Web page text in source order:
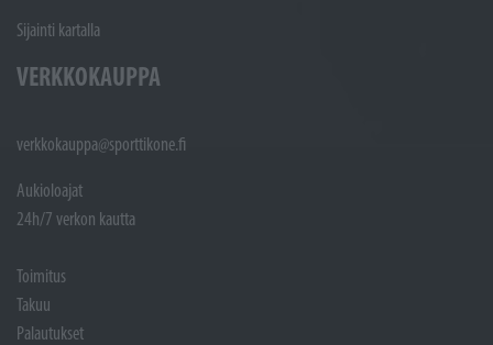
Sijainti kartalla
VERKKOKAUPPA
verkkokauppa@sporttikone.fi
Aukioloajat
24h/7 verkon kautta
Toimitus
Takuu
Palautukset